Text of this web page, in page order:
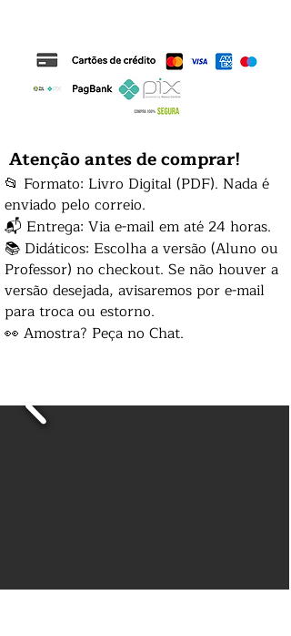
Atenção antes de comprar!
📂 Formato: Livro Digital (PDF). Nada é
enviado pelo correio.
📬 Entrega: Via e-mail em até 24 horas.
📚 Didáticos: Escolha a versão (Aluno ou
Professor) no checkout. Se não houver a
versão desejada, avisaremos por e-mail
para troca ou estorno.
👀 Amostra? Peça no Chat.